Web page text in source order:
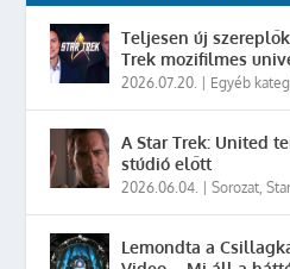
Teljesen új
Trek mozifilmes
2026.07.20. Egyéb
A Star Trek: United
stúdió előtt
2026.06.04. |Sorozat,
Lemondta a